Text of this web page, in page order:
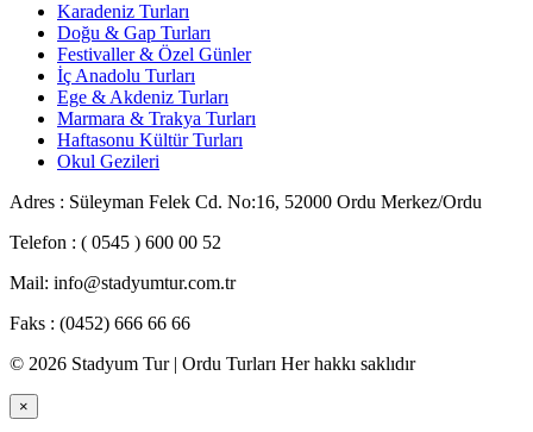
Karadeniz Turları
Doğu & Gap Turları
Festivaller & Özel Günler
İç Anadolu Turları
Ege & Akdeniz Turları
Marmara & Trakya Turları
Haftasonu Kültür Turları
Okul Gezileri
Adres : Süleyman Felek Cd. No:16, 52000 Ordu Merkez/Ordu
Telefon : ( 0545 ) 600 00 52
Mail: info@stadyumtur.com.tr
Faks : (0452) 666 66 66
© 2026 Stadyum Tur | Ordu Turları Her hakkı saklıdır
×